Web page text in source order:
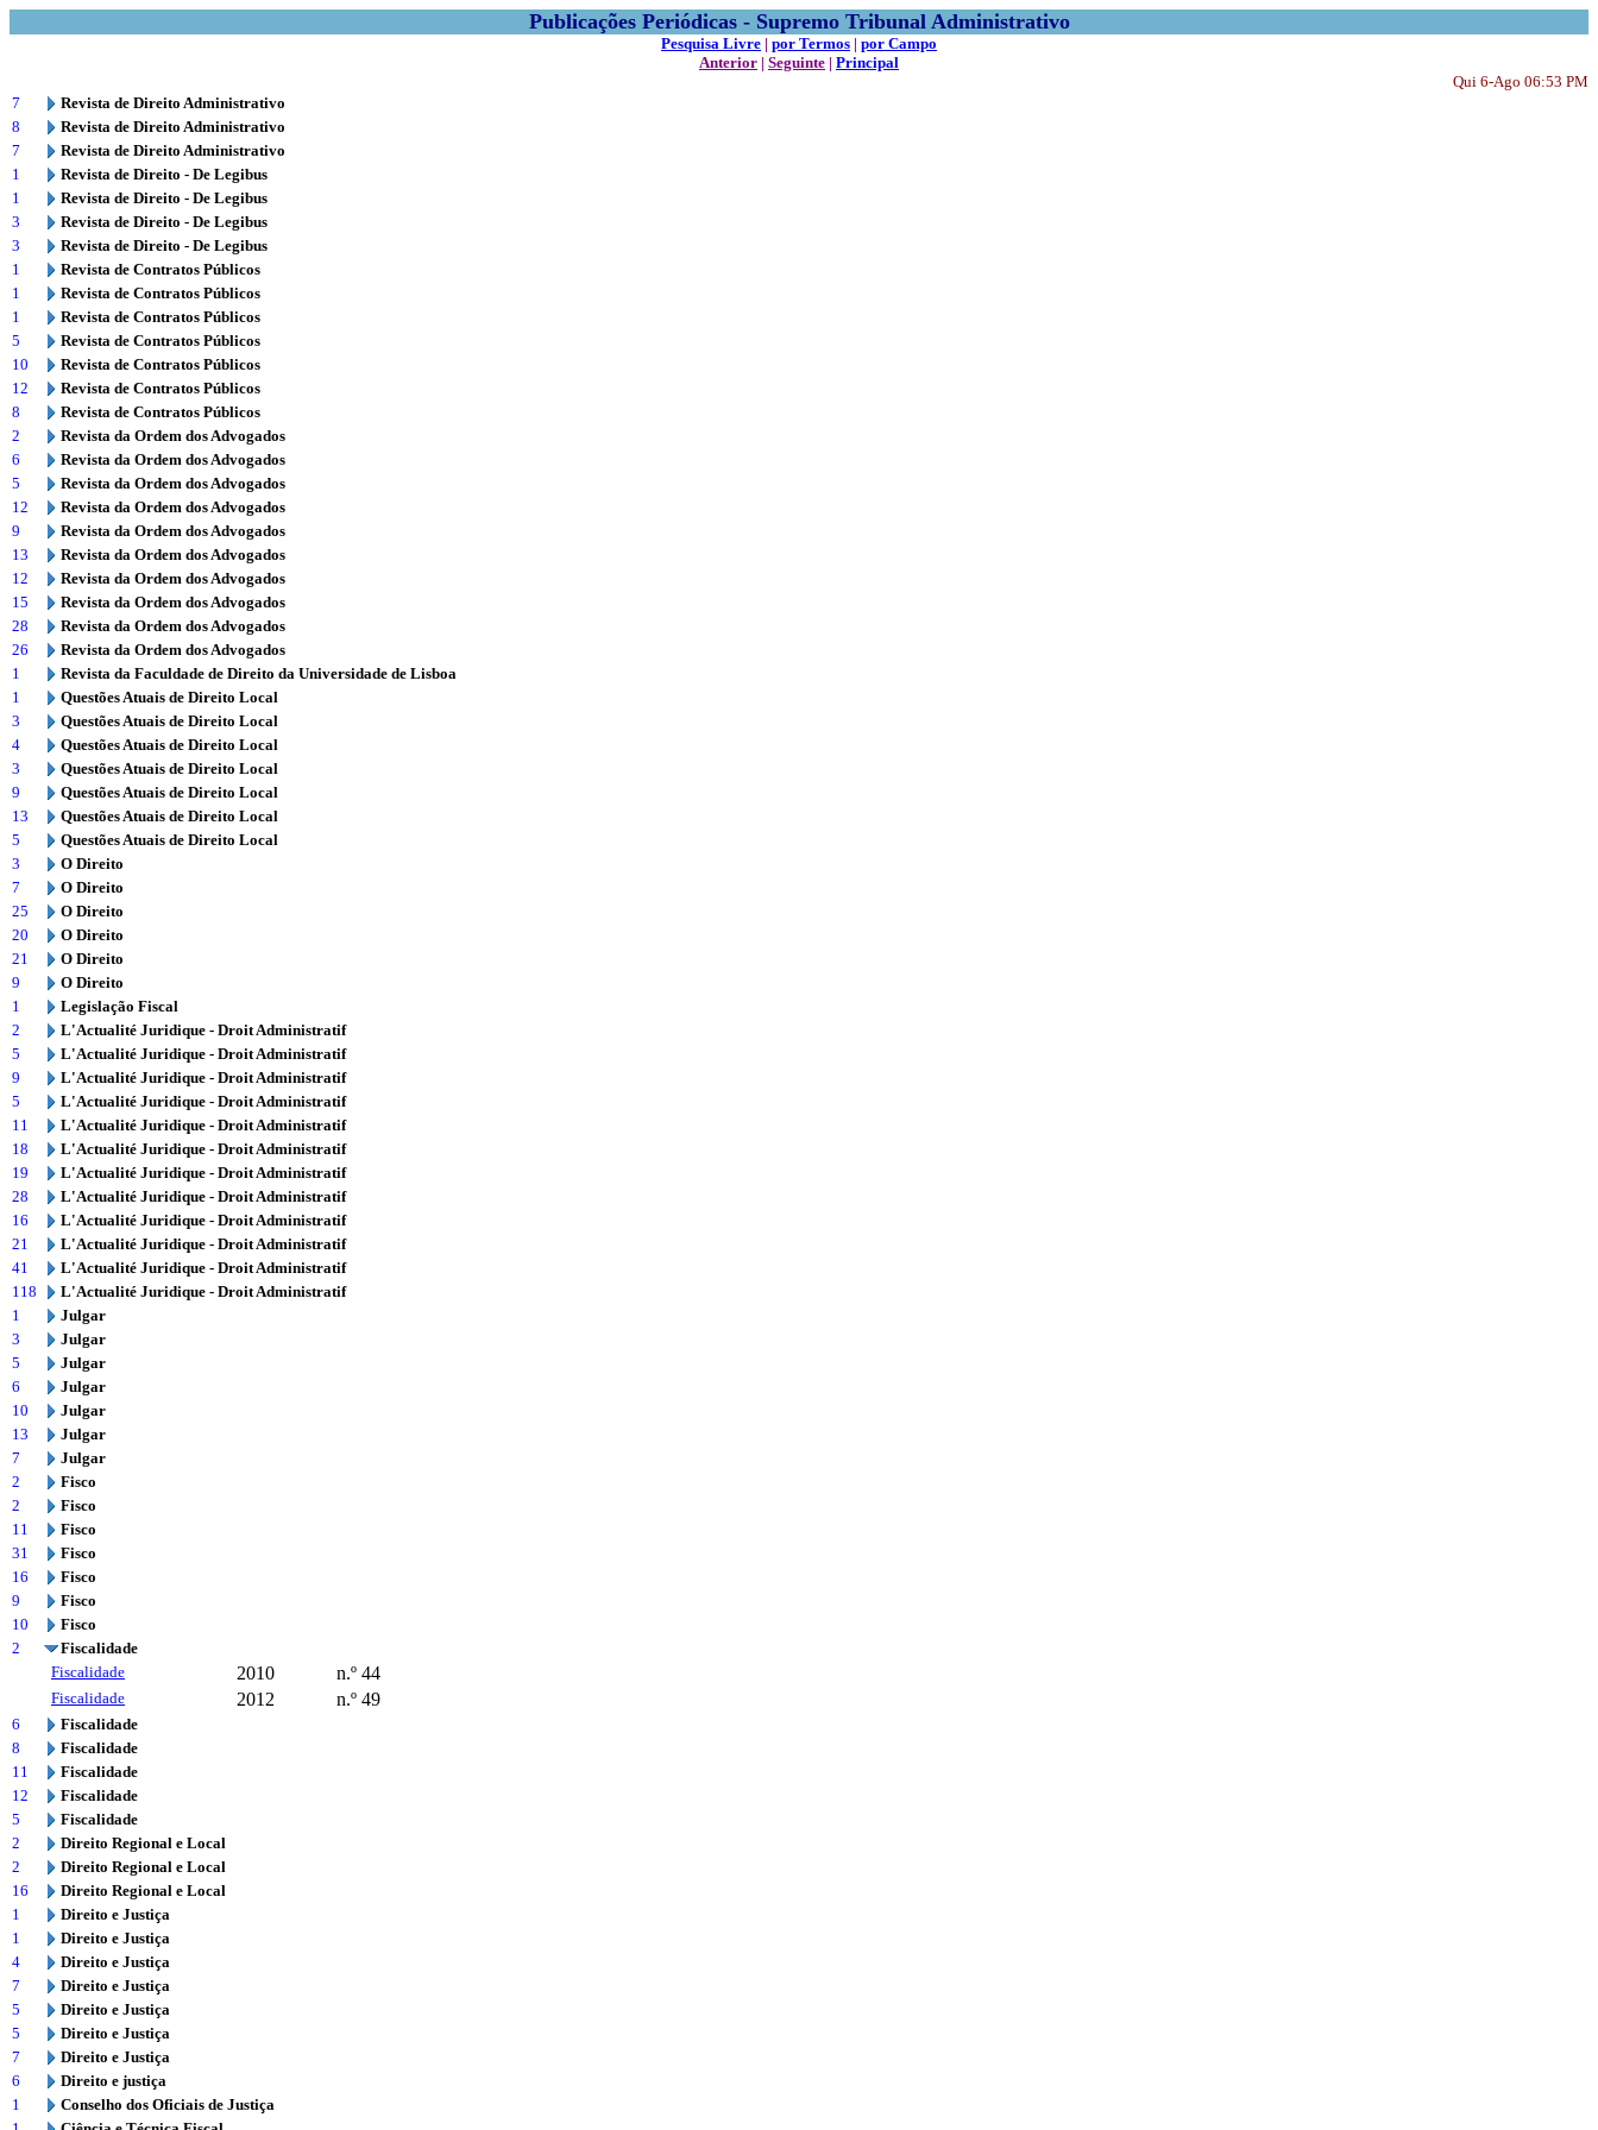
Publicações Periódicas - Supremo Tribunal Administrativo
Pesquisa Livre | por Termos | por Campo
Anterior | Seguinte | Principal
Qui 6-Ago 06:53 PM
7
Revista de Direito Administrativo
8
Revista de Direito Administrativo
7
Revista de Direito Administrativo
1
Revista de Direito - De Legibus
1
Revista de Direito - De Legibus
3
Revista de Direito - De Legibus
3
Revista de Direito - De Legibus
1
Revista de Contratos Públicos
1
Revista de Contratos Públicos
1
Revista de Contratos Públicos
5
Revista de Contratos Públicos
10
Revista de Contratos Públicos
12
Revista de Contratos Públicos
8
Revista de Contratos Públicos
2
Revista da Ordem dos Advogados
6
Revista da Ordem dos Advogados
5
Revista da Ordem dos Advogados
12
Revista da Ordem dos Advogados
9
Revista da Ordem dos Advogados
13
Revista da Ordem dos Advogados
12
Revista da Ordem dos Advogados
15
Revista da Ordem dos Advogados
28
Revista da Ordem dos Advogados
26
Revista da Ordem dos Advogados
1
Revista da Faculdade de Direito da Universidade de Lisboa
1
Questões Atuais de Direito Local
3
Questões Atuais de Direito Local
4
Questões Atuais de Direito Local
3
Questões Atuais de Direito Local
9
Questões Atuais de Direito Local
13
Questões Atuais de Direito Local
5
Questões Atuais de Direito Local
3
O Direito
7
O Direito
25
O Direito
20
O Direito
21
O Direito
9
O Direito
1
Legislação Fiscal
2
L'Actualité Juridique - Droit Administratif
5
L'Actualité Juridique - Droit Administratif
9
L'Actualité Juridique - Droit Administratif
5
L'Actualité Juridique - Droit Administratif
11
L'Actualité Juridique - Droit Administratif
18
L'Actualité Juridique - Droit Administratif
19
L'Actualité Juridique - Droit Administratif
28
L'Actualité Juridique - Droit Administratif
16
L'Actualité Juridique - Droit Administratif
21
L'Actualité Juridique - Droit Administratif
41
L'Actualité Juridique - Droit Administratif
118
L'Actualité Juridique - Droit Administratif
1
Julgar
3
Julgar
5
Julgar
6
Julgar
10
Julgar
13
Julgar
7
Julgar
2
Fisco
2
Fisco
11
Fisco
31
Fisco
16
Fisco
9
Fisco
10
Fisco
2
Fiscalidade
Fiscalidade
2010 n.º 44
Fiscalidade 2012 n.º 49
6
Fiscalidade
8
Fiscalidade
11
Fiscalidade
12
Fiscalidade
5
Fiscalidade
2
Direito Regional e Local
2
Direito Regional e Local
16
Direito Regional e Local
1
Direito e Justiça
1
Direito e Justiça
4
Direito e Justiça
7
Direito e Justiça
5
Direito e Justiça
5
Direito e Justiça
7
Direito e Justiça
6
Direito e justiça
1
Conselho dos Oficiais de Justiça